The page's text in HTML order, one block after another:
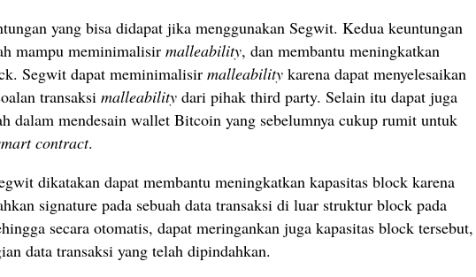
yang bisa didapat jika menggunakan Segwit. Kedua keuntungan
mampu meminimalisir malleability, dan membantu meningkatkan
Segwit dapat meminimalisir malleability karena dapat menyelesaikan
transaksi malleability dari pihak third party. Selain itu dapat juga
dalam mendesain wallet Bitcoin yang sebelumnya cukup rumit untuk
contract.
dikatakan dapat membantu meningkatkan kapasitas block karena
signature pada sebuah data transaksi di luar struktur block pada
secara otomatis, dapat meringankan juga kapasitas block tersebut,
data transaksi yang telah dipindahkan.